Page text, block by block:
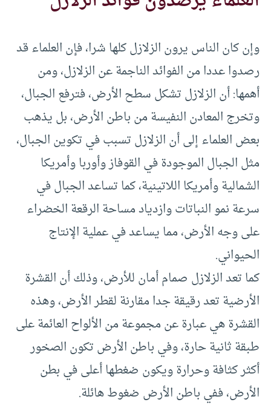
وإن كان الناس يرون الزلازل كلها شرا، فإن العلماء قد
رصدوا عددا من الفوائد الناجمة عن الزلازل، ومن
أهمها: أن الزلازل تشكل سطح الأرض، فترفع الجبال،
وتخرج المعادن النفيسة من باطن الأرض، بل يذهب
بعض العلماء إلى أن الزلازل تسبب في تكوين الجبال،
مثل الجبال الموجودة في القوفاز وأوربا وأمريكا
الشمالية وأمريكا اللاتينية، كما تساعد الجبال في
سرعة نمو النباتات وازدياد مساحة الرقعة الخضراء
على وجه الأرض، مما يساعد في عملية الإنتاج
الحيواني.
كما تعد الزلازل صمام أمان للأرض، وذلك أن القشرة
الأرضية تعد رقيقة جدا مقارنة لقطر الأرض، وهذه
القشرة هي عبارة عن مجموعة من الألواح العائمة على
طبقة ثانية حارة، وفي باطن الأرض تكون الصخور
أكثر كثافة وحرارة ويكون ضغطها أعلى في بطن
الأرض، ففي باطن الأرض ضغوط هائلة.